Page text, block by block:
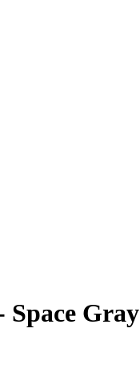
Space Gray